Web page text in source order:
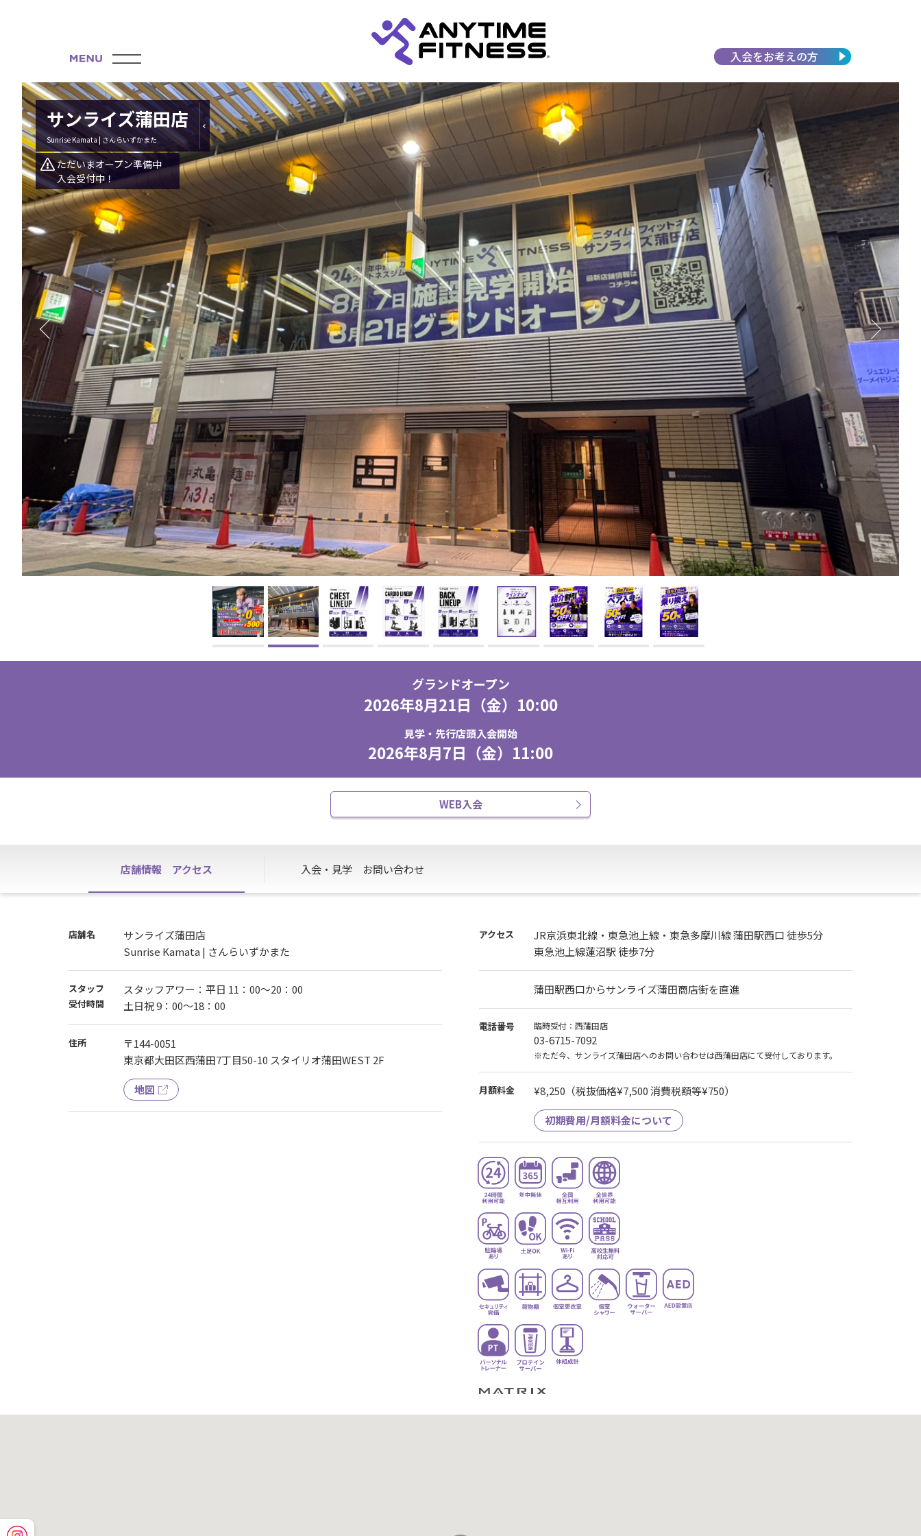
入会をお考えの方
サンライズ蒲田店
Sunrise Kamata | さんらいずかまた
ただいまオープン準備中
入会受付中！
グランドオープン
2026年8月21日（金）10:00
見学・先行店頭入会開始
2026年8月7日（金）11:00
WEB入会
店舗情報 アクセス 入会・見学 お問い合わせ
店舗名
サンライズ蒲田店
Sunrise Kamata | さんらいずかまた
スタッフ
受付時間
スタッフアワー：平日 11：00～20：00
土日祝 9：00～18：00
住所
〒144-0051
東京都大田区西蒲田7丁目50-10 スタイリオ蒲田WEST 2F
地図
アクセス
JR京浜東北線・東急池上線・東急多摩川線 蒲田駅西口 徒歩5分
東急池上線蓮沼駅 徒歩7分
蒲田駅西口からサンライズ蒲田商店街を直進
電話番号 臨時受付：西蒲田店
03-6715-7092
※ただ今、サンライズ蒲田店へのお問い合わせは西蒲田店にて受付しております。
月額料金 ¥8,250 （税抜価格¥7,500 消費税額等¥750）
初期費用/月額料金について